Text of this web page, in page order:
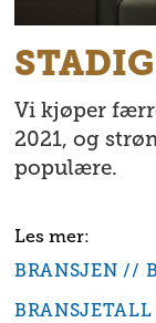
Vi kjøper
2021, og
populære.
BRANSJEN
BRANSJETALL